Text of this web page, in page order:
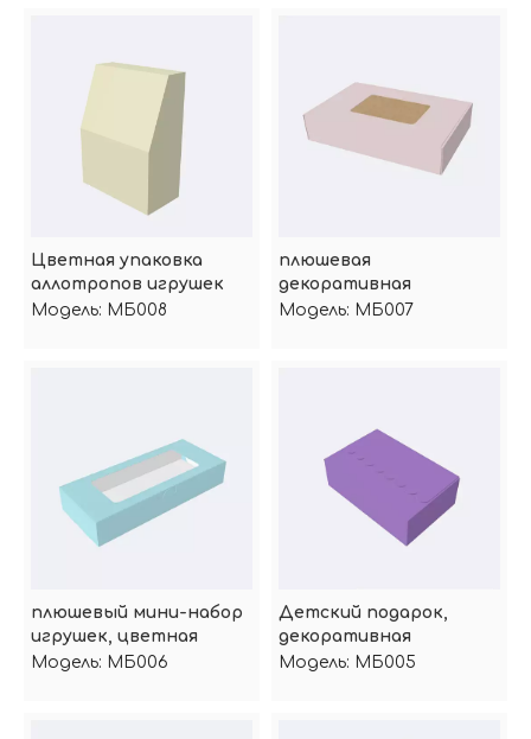
Цветная упаковка
аллотропов игрушек
Модель: МБ008
плюшевая
декоративная
бумажная коробка для
Модель: МБ007
плюшевый мини-набор
игрушек, цветная
упаковочная коробка
Модель: МБ006
Детский подарок,
декоративная
бумажная коробка с
Модель: МБ005